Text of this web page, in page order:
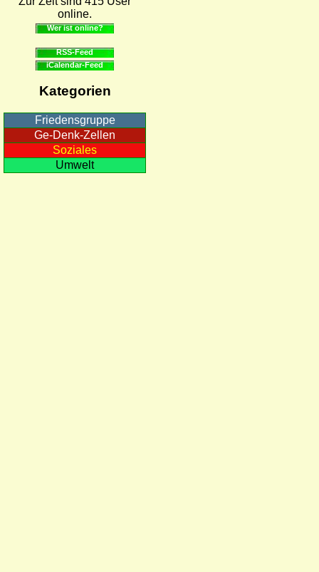
online.
Wer ist online?
RSS-Feed
iCalendar-Feed
Kategorien
Friedensgruppe
Ge-Denk-Zellen
Soziales
Umwelt